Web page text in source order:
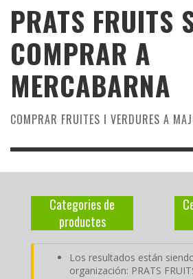
PRATS FRUITS
COMPRAR A
MERCABARNA
COMPRAR FRUITES I VERDURES A
Categories de
productes
Los resultados están
organización: PRATS